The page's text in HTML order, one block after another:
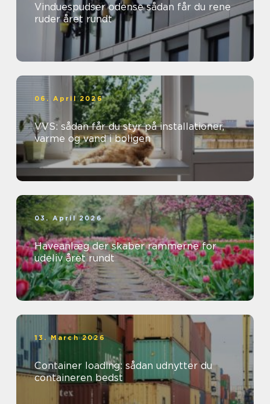
Vinduespudser odense sådan får du rene
ruder året rundt
06. April 2026
VVS: sådan får du styr på installationer,
varme og vand i boligen
03. April 2026
Haveanlæg der skaber rammerne for
udeliv året rundt
13. March 2026
Container loading: sådan udnytter du
containeren bedst